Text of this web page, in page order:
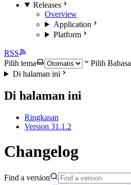
Releases
Overview
Application
Platform
RSS
Pilih tema
Pilih Bahasa
Di halaman ini
Di halaman ini
Ringkasan
Version 31.1.2
Changelog
Find a version